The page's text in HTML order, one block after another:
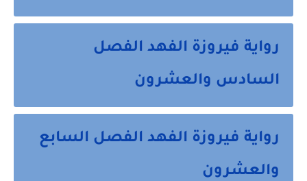
رواية فيروزة الفهد الفصل
السادس والعشرون
رواية فيروزة الفهد الفصل السابع
والعشرون